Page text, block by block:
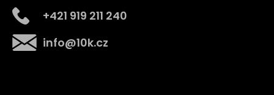
info@10k.cz
+421 919 211 240